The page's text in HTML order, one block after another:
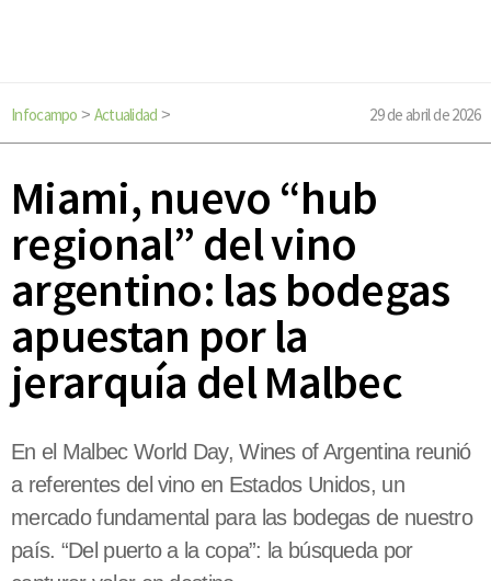
Infocampo > Actualidad > 29 de abril de 2026
Miami, nuevo “hub
regional” del vino
argentino: las bodegas
apuestan por la
jerarquía del Malbec
En el Malbec World Day, Wines of Argentina reunió
a referentes del vino en Estados Unidos, un
mercado fundamental para las bodegas de nuestro
país. “Del puerto a la copa”: la búsqueda por